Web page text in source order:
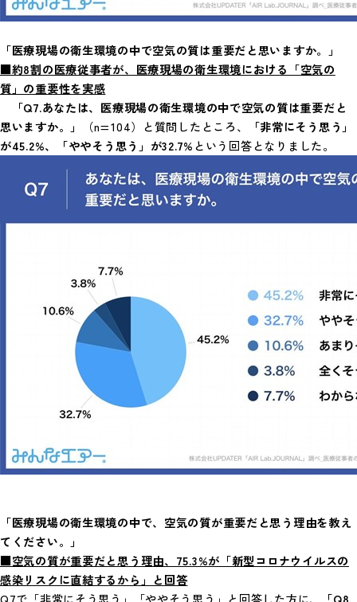
「医療現場の衛生環境の中で空気の質は重要だと思いますか。」
■約8割の医療従事者が、医療現場の衛生環境における「空気の
質」の重要性を実感
「Q7.あなたは、医療現場の衛生環境の中で空気の質は重要だと
思いますか。」
（n=104）と質問したところ、
「非常にそう思う」
が45.2%、「ややそう思う」が32.7%という回答となりました。
「医療現場の衛生環境の中で、空気の質が重要だと思う理由を教え
てください。」
■空気の質が重要だと思う理由、75.3%が「新型コロナウイルスの
感染リスクに直結するから」と回答
Q7で「非常にそう思う」「ややそう思う」と回答した方に、
「Q8.